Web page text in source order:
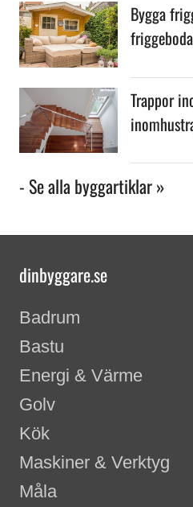
Bygga
Trappor
- Se alla byggartiklar »
dinbyggare.se
Badrum
Bastu
Energi & Värme
Golv
Kök
Maskiner & Verktyg
Måla